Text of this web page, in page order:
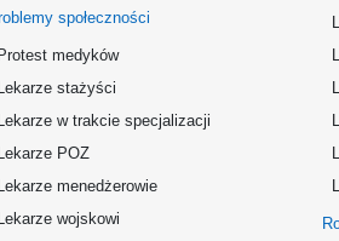
społeczności
Protest medyków
Lekarze stażyści
Lekarze w trakcie specjalizacji
Lekarze POZ
Lekarze menedżerowie
Lekarze wojskowi